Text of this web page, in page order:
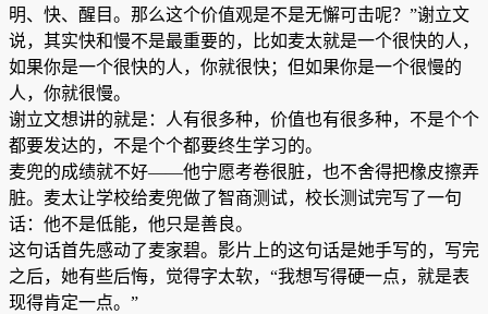
明、快、醒目。那么这个价值观是不是无懈可击呢？”谢立文
说，其实快和慢不是最重要的，比如麦太就是一个很快的人，
如果你是一个很快的人，你就很快；但如果你是一个很慢的
人，你就很慢。
谢立文想讲的就是：人有很多种，价值也有很多种，不是个个
都要发达的，不是个个都要终生学习的。
麦兜的成绩就不好——他宁愿考卷很脏，也不舍得把橡皮擦弄
脏。麦太让学校给麦兜做了智商测试，校长测试完写了一句
话：他不是低能，他只是善良。
这句话首先感动了麦家碧。影片上的这句话是她手写的，写完
之后，她有些后悔，觉得字太软，“我想写得硬一点，就是表
现得肯定一点。”